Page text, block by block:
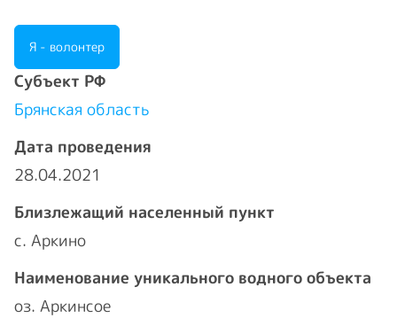
Я - волонтер
Cубъект РФ
Брянская область
Дата проведения
28.04.2021
Близлежащий населенный пункт
с. Аркино
Наименование уникального водного объекта
оз. Аркинсое